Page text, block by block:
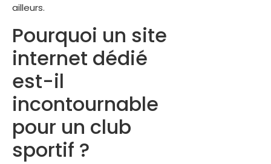
ailleurs.
Pourquoi un site
internet dédié
est-il
incontournable
pour un club
sportif ?